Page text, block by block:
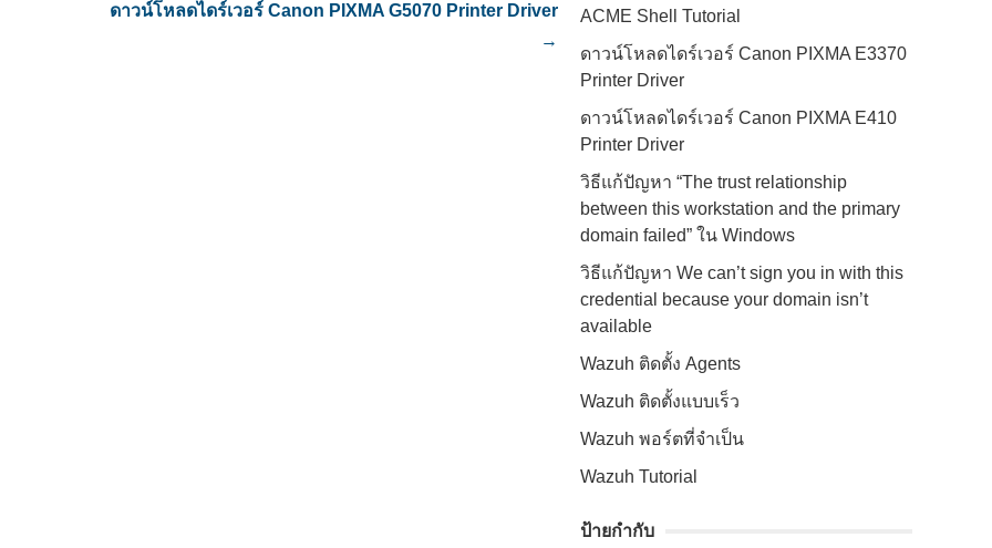
ดาวน์โหลดไดร์เวอร์ Canon PIXMA G5070 Printer Driver
→
ACME Shell Tutorial
ดาวน์โหลดไดร์เวอร์ Canon PIXMA E3370
Printer Driver
ดาวน์โหลดไดร์เวอร์ Canon PIXMA E410
Printer Driver
วิธีแก้ปัญหา “The trust relationship
between this workstation and the primary
domain failed” ใน Windows
วิธีแก้ปัญหา We can’t sign you in with this
credential because your domain isn’t
available
Wazuh ติดตั้ง Agents
Wazuh ติดตั้งแบบเร็ว
Wazuh พอร์ตที่จำเป็น
Wazuh Tutorial
ป้ายกำกับ